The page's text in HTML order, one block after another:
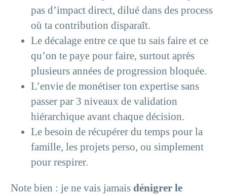
pas d’impact direct, dilué dans des process
où ta contribution disparaît.
Le décalage entre ce que tu sais faire et ce
qu’on te paye pour faire, surtout après
plusieurs années de progression bloquée.
L’envie de monétiser ton expertise sans
passer par 3 niveaux de validation
hiérarchique avant chaque décision.
Le besoin de récupérer du temps pour la
famille, les projets perso, ou simplement
pour respirer.
Note bien : je ne vais jamais dénigrer le